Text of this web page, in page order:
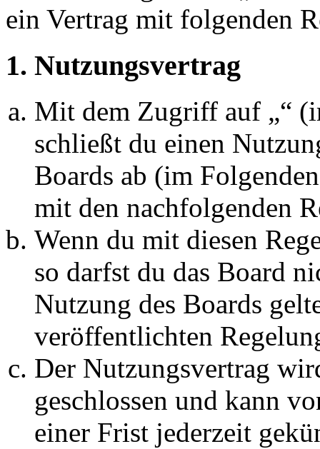
ein Vertrag mit folgenden
1. Nutzungsvertrag
Mit dem Zugriff auf „“
schließt du einen
Boards ab (im
mit den nachfolgenden
Wenn du mit diesen
so darfst du das Board
Nutzung des Boards
veröffentlichten
Der Nutzungsvertrag
geschlossen und kann
einer Frist jederzeit